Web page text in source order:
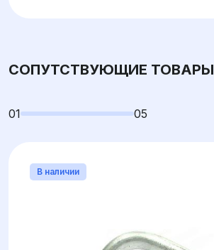
СОПУТСТВУЮЩИЕ ТОВАРЫ
01 05
В наличии